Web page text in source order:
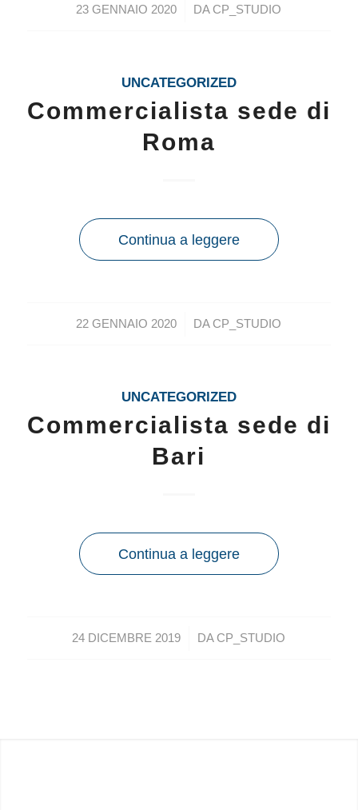
23 GENNAIO 2020
/ DA CP_STUDIO
UNCATEGORIZED
Commercialista sede di
Roma
Continua a leggere
22 GENNAIO 2020
/ DA CP_STUDIO
UNCATEGORIZED
Commercialista sede di
Bari
Continua a leggere
24 DICEMBRE 2019
/ DA CP_STUDIO